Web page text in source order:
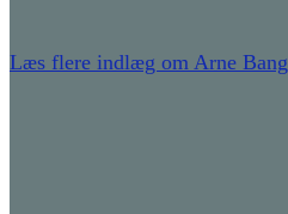
Læs flere indlæg om Arne Bang